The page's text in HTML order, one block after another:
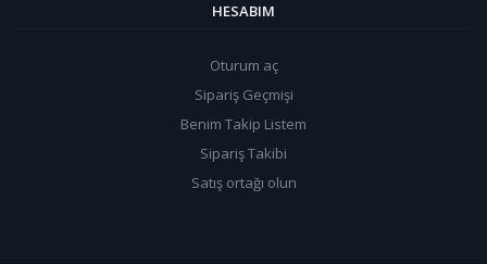
HESABIM
Oturum aç
Sipariş Geçmişi
Benim Takip Listem
Sipariş Takibi
Satış ortağı olun